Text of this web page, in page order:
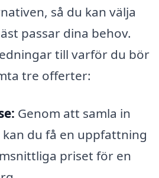
så du kan välja
passar dina behov.
till varför du bör
tre offerter:
Genom att samla in
du få en uppfattning
priset för en